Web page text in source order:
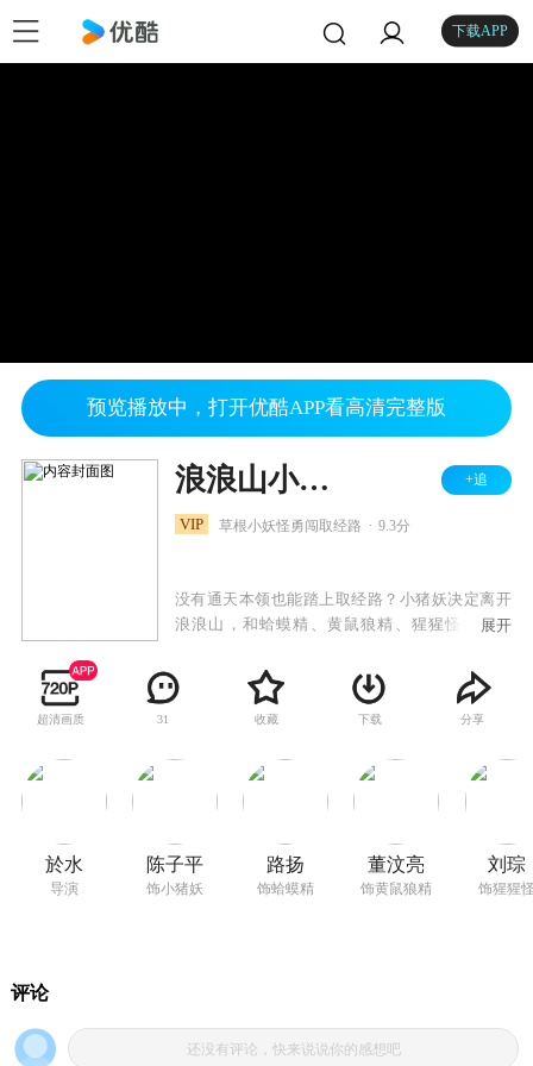
下载APP
预览播放中，打开优酷APP看高清完整版
浪浪山小妖怪 +追
VIP 草根小妖怪勇闯取经路 9.3分
没有通天本领也能踏上取经路？小猪妖决定离开
浪浪山，和蛤蟆精、黄鼠狼精、猩猩怪组团取
终他们又能否实现心愿，活成自己喜欢的样子？
展开
超清画质 31 收藏 下载 分享
於水
导演
陈子平
饰小猪妖
路扬
饰蛤蟆精
董汶亮
饰黄鼠狼精
刘琮
饰猩猩